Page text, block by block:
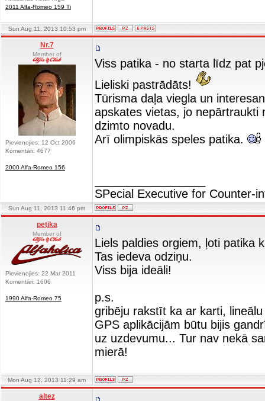
2011 Alfa-Romeo 159 Ti
Sun Aug 11, 2013 10:53 pm
Nr.7
Member of
Pievienojies: 12 Oct 2006
Komentāri: 4677
2000 Alfa-Romeo 156
Viss patika - no starta līdz pat
Lieliski pastrādāts!
Tūrisma daļa viegla un
apskates vietas, jo
dzimto novadu.
Arī olimpiskās speles patika.
SPecial Executive for Counter-
Sun Aug 11, 2013 11:46 pm
petjka
Member of
Pievienojies: 22 Mar 2011
Komentāri: 1606
1990 Alfa-Romeo 75
Liels paldies orgiem, ļoti patika
Tas iedeva odziņu.
Viss bija ideāli!
p.s.
gribēju rakstīt ka ar karti,
GPS aplikācijām būtu bijis
uz uzdevumu... Tur nav nekā
mierā!
Mon Aug 12, 2013 11:29 am
altez